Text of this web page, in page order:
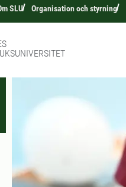
SLU Organisation och styrning